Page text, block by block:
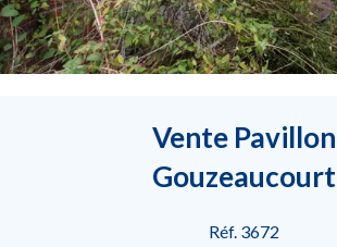
Vente Pavillon
Gouzeaucourt
Réf. 3672